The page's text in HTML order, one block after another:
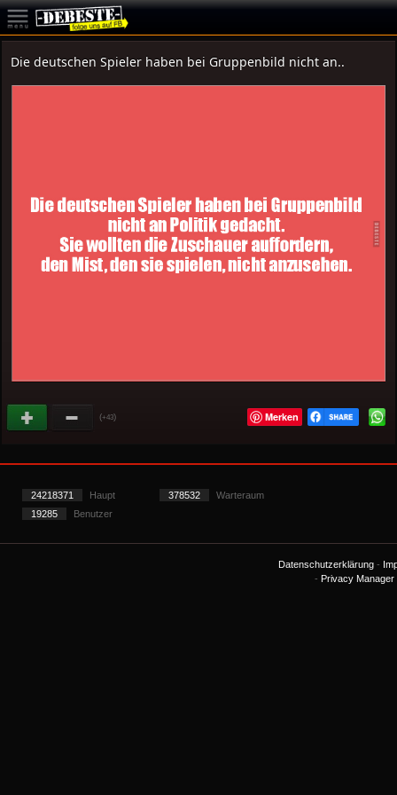
Die deutschen Spieler haben bei Gruppenbild nicht an..
(+43) Merken
24218371 Haupt 378532
Warteraum
19285
Benutzer
Datenschutzerklärung-
- Privacy Manager